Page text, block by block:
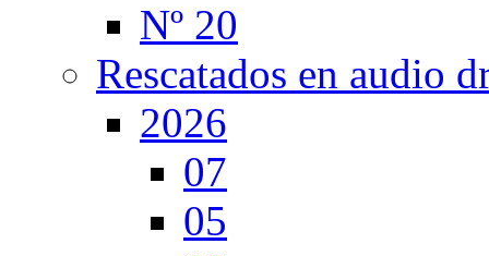
Nº 20
Rescatados en audio
2026
07
05